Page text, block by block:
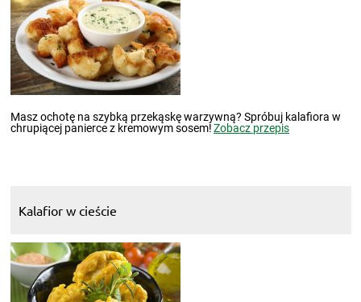
Masz ochotę na szybką przekąskę warzywną? Spróbuj kalafiora w
chrupiącej panierce z kremowym sosem!Zobacz przepis
Kalafior w cieście